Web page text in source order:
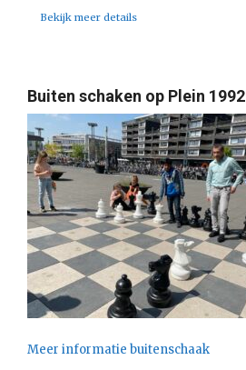
Bekijk meer details
Buiten schaken op Plein 1992
Meer informatie buitenschaak